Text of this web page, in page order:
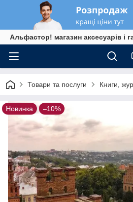
Альфастор! магазин аксесуарів і
Товари та послуги Книги,
Новинка –10%